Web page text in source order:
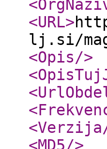
<URL>
lj.si/
<Opis/>
<Verzija
<MD5/>